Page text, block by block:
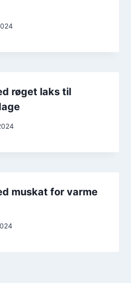
røget laks til
muskat for varme